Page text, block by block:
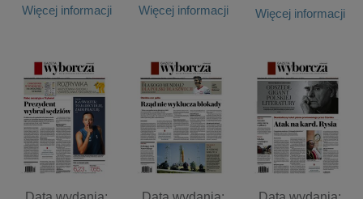
Więcej informacji
Więcej informacji
Więcej informacji